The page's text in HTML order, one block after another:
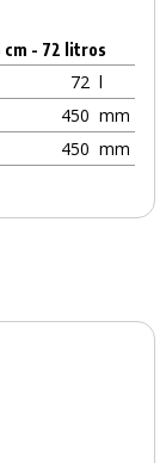
cm - 72 litros
72 l
450 mm
450 mm